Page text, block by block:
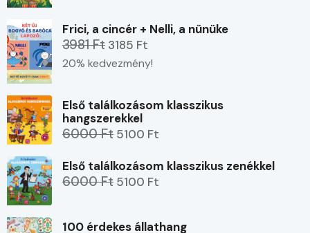
Frici, a cincér + Nelli, a nünüke
3981 Ft 3185 Ft
20% kedvezmény!
Első találkozásom klasszikus
hangszerekkel
6000 Ft 5100 Ft
Első találkozásom klasszikus zenékkel
6000 Ft 5100 Ft
100 érdekes állathang